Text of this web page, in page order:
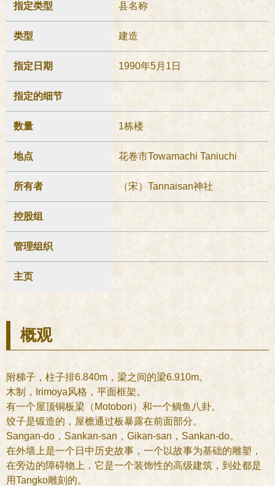
指定类型 县名称
类型 建造
指定日期 1990年5月1日
指定的细节
数量 1栋楼
地点 花卷市Towamachi Taniuchi
所有者 （宋）Tannaisan神社
控股组
管理组织
主页
概观
附梯子，柱子排6.840m，梁之间的梁6.910m。
木制，Irimoya风格，平面框架。
有一个屋顶铜板梁（Motobori）和一个鲷鱼八卦。
饺子是锻造的，屋檐通过板暴露在前面部分。
Sangan-do，Sankan-san，Gikan-san，Sankan-do。
在外墙上是一个日中历史故事，一个以故事为基础的雕塑，
在旁边的障碍物上，它是一个装饰性的高级建筑，到处都是
用Tangko雕刻的。